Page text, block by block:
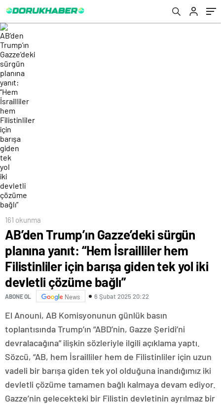
bağlı”
161 okunma
AB’den Trump’ın Gazze’deki sürgün
planına yanıt: “Hem İsrailliler hem
Filistinliler için barışa giden tek yol iki
devletli çözüme bağlı”
ABONE OL News 6 Şubat 2025 20:22
El Anouni, AB Komisyonunun günlük basın
toplantısında Trump’ın “ABD’nin, Gazze Şeridi’ni
devralacağına” ilişkin sözleriyle ilgili açıklama yaptı.
Sözcü, “AB, hem İsrailliler hem de Filistinliler için uzun
vadeli bir barışa giden tek yol olduğuna inandığımız iki
devletli çözüme tamamen bağlı kalmaya devam ediyor.
Gazze’nin gelecekteki bir Filistin devletinin ayrılmaz bir